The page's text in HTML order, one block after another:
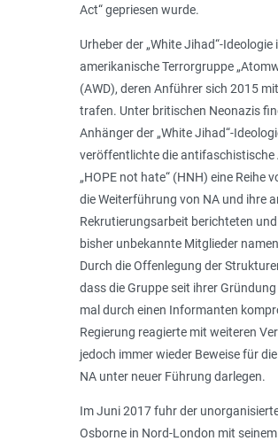
Act“ gepriesen wurde.
Urheber der „White Jihad“-Ideologie
amerikanische Terrorgruppe
(AWD), deren Anführer sich 2015
trafen. Unter britischen Neonazis
Anhänger der „White Jihad“-
veröffentlichte die antifaschistische
„HOPE not hate“ (HNH) eine Reihe
die Weiterführung von NA und ihre
Rekrutierungsarbeit berichteten
bisher unbekannte Mitglieder
Durch die Offenlegung der
dass die Gruppe seit ihrer
mal durch einen Informanten
Regierung reagierte mit weiteren
jedoch immer wieder Beweise für
NA unter neuer Führung darlegen.
Im Juni 2017 fuhr der
Osborne in Nord-London mit